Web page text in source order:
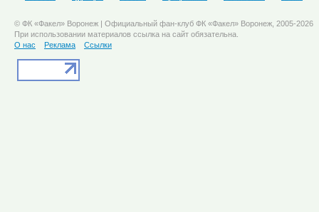
© ФК «Факел» Воронеж | Официальный фан-клуб ФК «Факел» Воронеж, 2005-2026
При использовании материалов ссылка на сайт обязательна.
О нас
Реклама Ссылки